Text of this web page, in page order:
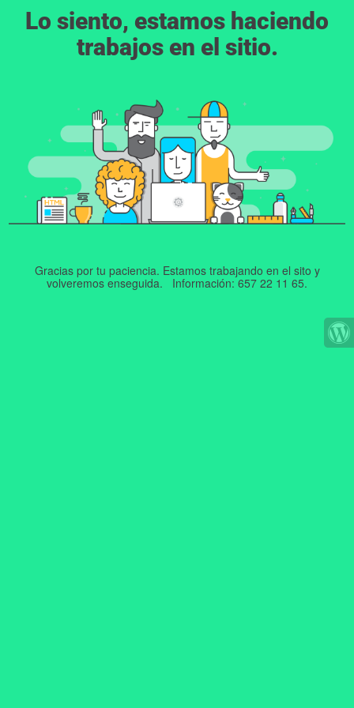
Lo siento, estamos haciendo
trabajos en el sitio.
Gracias por tu paciencia. Estamos trabajando en el sito y
volveremos enseguida. Información: 657 22 11 65.